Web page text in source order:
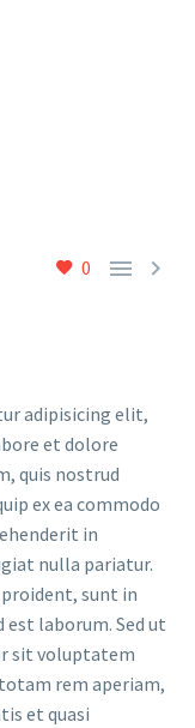
0  
adipisicing elit,
et dolore
quis nostrud
ex ea commodo
in
nulla pariatur.
sunt in
laborum. Sed ut
sit voluptatem
rem aperiam,
et quasi